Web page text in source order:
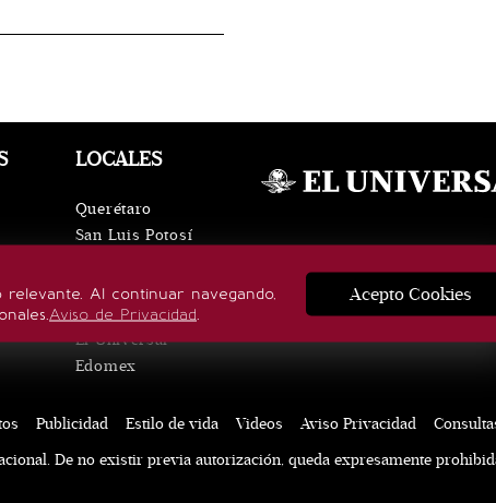
Al continuar navegando,
Aviso de Privacidad.
Acepto Cookies
LOCALES
Querétaro
San Luis Potosí
Puebla
Hidalgo
El Universal
Edomex
SÍGUENOS
Publicidad Estilo de vida Videos Aviso Privacidad
De no existir previa autorización, queda expresamente